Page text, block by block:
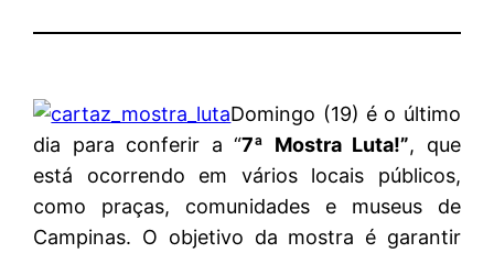
Domingo (19) é o último
dia para conferir a “7ª Mostra Luta!”, que
está ocorrendo em vários locais públicos,
como praças, comunidades e museus de
Campinas. O objetivo da mostra é garantir